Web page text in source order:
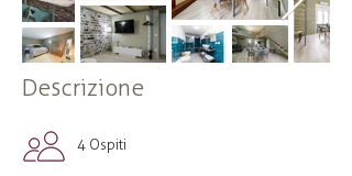
Descrizione
4 Ospiti